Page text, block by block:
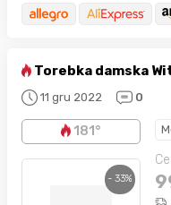
Torebka damska
11 gru 2022 0
181°
- 33%